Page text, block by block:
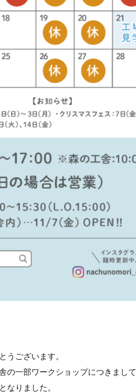
うございます。
の一部ワークショップにつきまして
なりました。